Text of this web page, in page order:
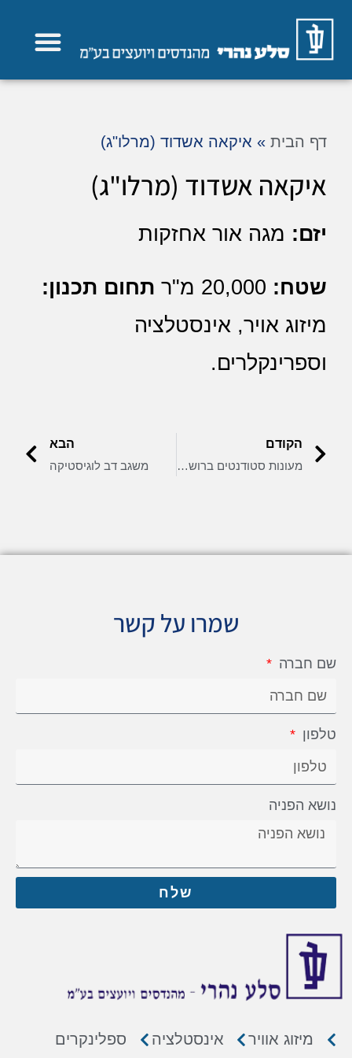
דף הבית » איקאה אשדוד (מרלו"ג)
איקאה אשדוד (מרלו"ג)
יזם: מגה אור אחזקות
שטח:
תחום תכנון:
מיזוג אויר, אינסטלציה
וספרינקלרים.
הקודם
מעונות סטודנטים ברושים אוניברסיטת ת"א
הבא
משגב דב לוגיסטיקה
מיזוג אוויר אינסטלציה ספלינקרים
שמרו על קשר
שם חברה
טלפון
נושא הפניה
שלח